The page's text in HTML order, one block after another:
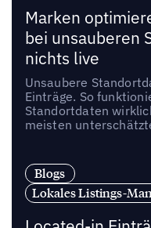
Marken
bei unsauberen
nichts live
Unsaubere
Einträge. So
Standortdaten
meisten
Blogs
Lokales Listings-